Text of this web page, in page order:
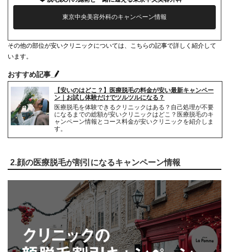
薬代 0円
シェービング代 3,060円(税込)
麻酔代 有料
キャンセル料
解約事務手数料 返金額の10%(最大2万円)
東京中央美容外科のキャンペーン情報
その他の部位が安いクリニックについては、こちらの記事で詳しく紹介して
います。
おすすめ記事
【安いのはどこ？】医療脱毛の料金が安い最新キャンペー
ン｜お試し体験だけでツルツルになる？
医療脱毛を体験できるクリニックはある？自己処理が不要
になるまでの総額が安いクリニックはどこ？医療脱毛のキ
ャンペーン情報とコース料金が安いクリニックを紹介しま
す。
2.顔の医療脱毛が割引になるキャンペーン情報